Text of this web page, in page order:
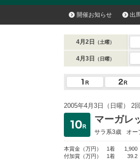
開催お知らせ 出
4月2日 （土曜）
4月3日 （日曜）
2005年4月3日（日曜） 2
マーガレ
サラ系3歳 オー
本賞金 （万円） 1着 1,900
付加賞 （万円） 1着 39.2